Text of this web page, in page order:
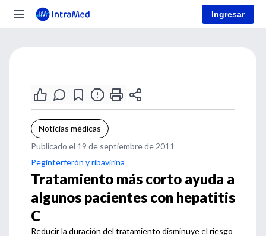
Ingresar
Noticias médicas
Publicado el 19 de septiembre de 2011
Peginterferón y ribavirina
Tratamiento más corto ayuda a
algunos pacientes con hepatitis
C
Reducir la duración del tratamiento disminuye el riesgo